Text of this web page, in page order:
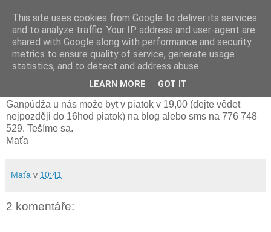
úterý 11. ledna 2011
Ganapudža 14.1. Pátek
Ganpúdža u nás može byt v piatok v 19,00 (dejte vědet
nejpozději do 16hod piatok) na blog alebo sms na 776 748
529. Tešíme sa.
Maťa
Maťa v 10:41
2 komentáře:
This site uses cookies from Google to deliver its services
and to analyze traffic. Your IP address and user-agent are
shared with Google along with performance and security
metrics to ensure quality of service, generate usage
statistics, and to detect and address abuse.
LEARN MORE GOT IT